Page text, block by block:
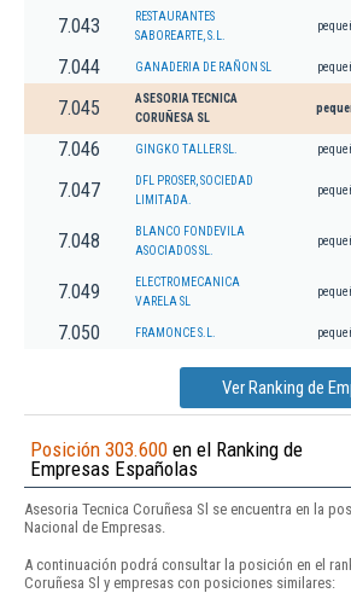
7.043
RESTAURANTES
SABOREARTE, S.L.
7.044 GANADERIA DE RAÑON SL
7.045
ASESORIA TECNICA
CORUÑESA SL
7.046 GINGKO TALLER SL.
7.047
DFL PROSER, SOCIEDAD
LIMITADA.
7.048
BLANCO FONDEVILA
ASOCIADOS SL.
7.049
ELECTROMECANICA
VARELA SL
7.050 FRAMONCE S.L.
Ver Ranking de
Posición 303.600 en el Ranking de
Empresas Españolas
Asesoria Tecnica Coruñesa Sl se encuentra en la
Nacional de Empresas.
A continuación podrá consultar la posición en el
Coruñesa Sl y empresas con posiciones similares: